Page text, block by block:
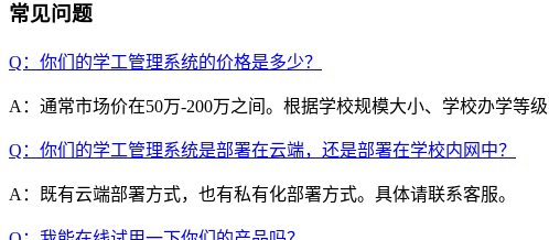
常见问题
Q：你们的学工管理系统的价格是多少？
A：通常市场价在50万-200万之间。根据学校规模大小、学校办学等
Q：你们的学工管理系统是部署在云端，还是部署在学校内网中？
A：既有云端部署方式，也有私有化部署方式。具体请联系客服。